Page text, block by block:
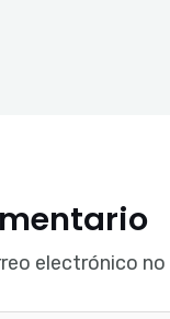
electrónico no